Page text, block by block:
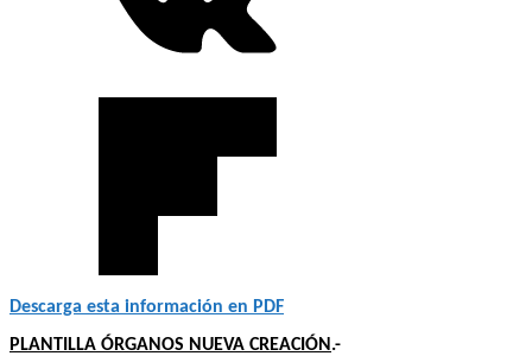
Descarga esta información en PDF
PLANTILLA ÓRGANOS NUEVA CREACIÓN .-